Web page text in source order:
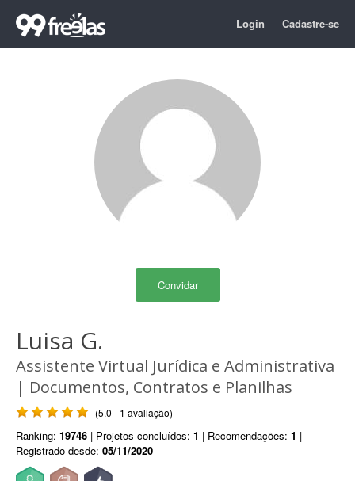
Login Cadastre-se
Convidar
Luisa G.
Assistente Virtual Jurídica e Administrativa
| Documentos, Contratos e Planilhas
(5.0 - 1 avaliação)
Ranking: 19746 | Projetos concluídos: 1 | Recomendações: 1 |
Registrado desde: 05/11/2020